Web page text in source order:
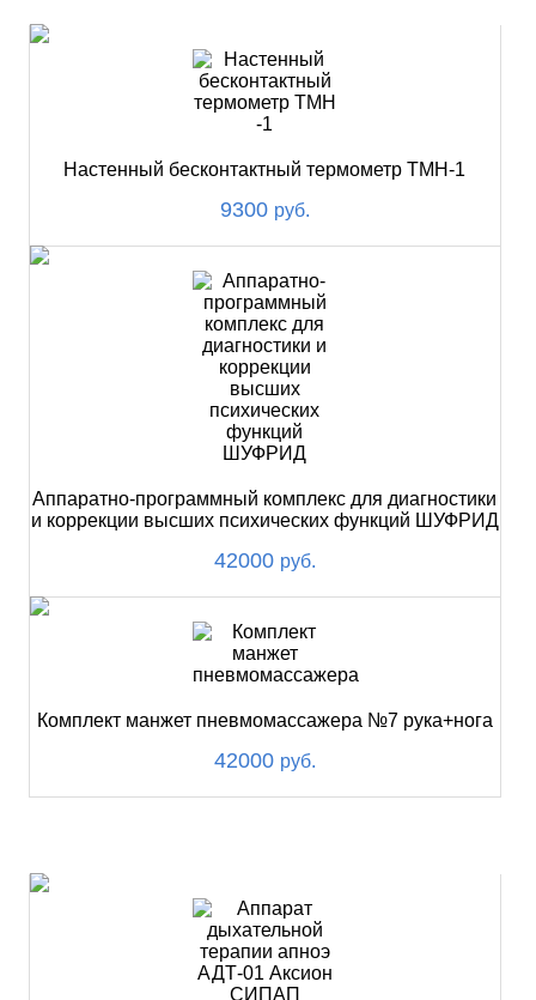
Настенный бесконтактный термометр ТМН-1
9300 руб.
Аппаратно-программный комплекс для диагностики
и коррекции высших психических функций ШУФРИД
42000 руб.
Комплект манжет пневмомассажера №7 рука+нога
42000 руб.